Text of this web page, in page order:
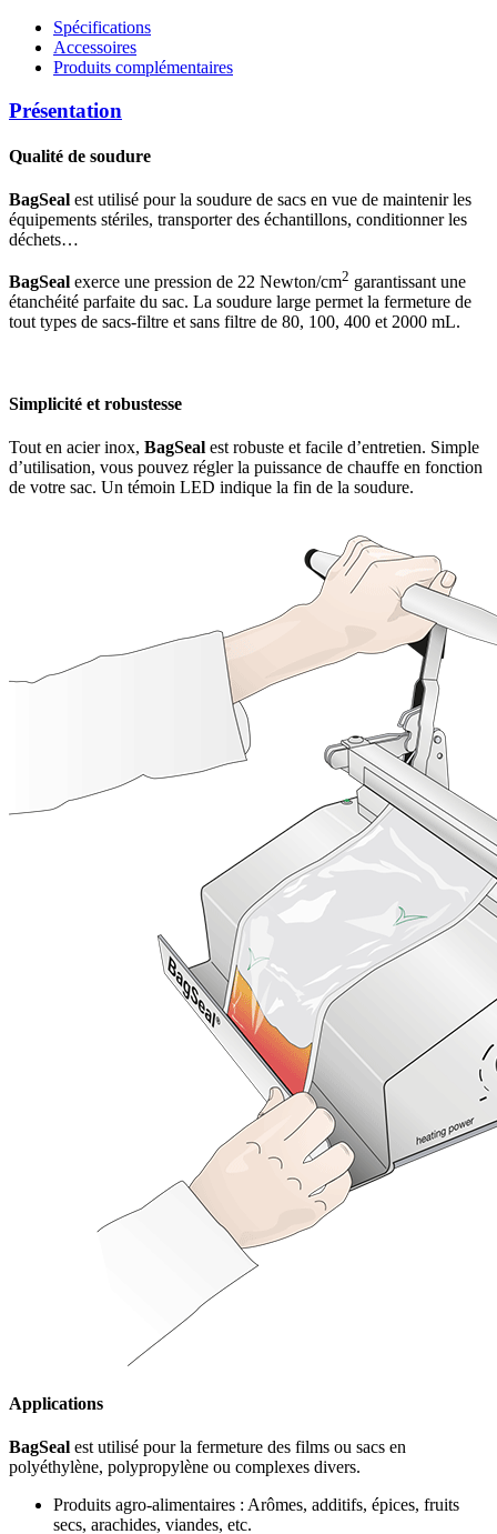
Spécifications
Accessoires
Produits complémentaires
Présentation
Qualité de soudure
BagSeal est utilisé pour la soudure de sacs en vue de maintenir les
équipements stériles, transporter des échantillons, conditionner les
déchets…
BagSeal exerce une pression de 22 Newton/cm2 garantissant une
étanchéité parfaite du sac. La soudure large permet la fermeture de
tout types de sacs-filtre et sans filtre de 80, 100, 400 et 2000 mL.
Simplicité et robustesse
Tout en acier inox, BagSeal est robuste et facile d’entretien. Simple
d’utilisation, vous pouvez régler la puissance de chauffe en fonction
de votre sac. Un témoin LED indique la fin de la soudure.
Applications
BagSeal est utilisé pour la fermeture des films ou sacs en
polyéthylène, polypropylène ou complexes divers.
Produits agro-alimentaires : Arômes, additifs, épices, fruits
secs, arachides, viandes, etc.